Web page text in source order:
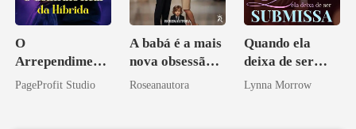
O
Arrependiment
o do Alfa: O
PageProfit Studio
A babá é a mais
nova obsessão
do CEO
Roseanautora
Quando ela
deixa de ser
submissa
Lynna Morrow